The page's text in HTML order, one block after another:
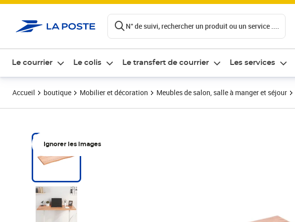
N° de suivi, rechercher un produit ou un service ....
Le courrier Le colis Le transfert de courrier Les services
Accueil boutique Mobilier et décoration Meubles de salon, salle à manger et séjour
Ignorer les images